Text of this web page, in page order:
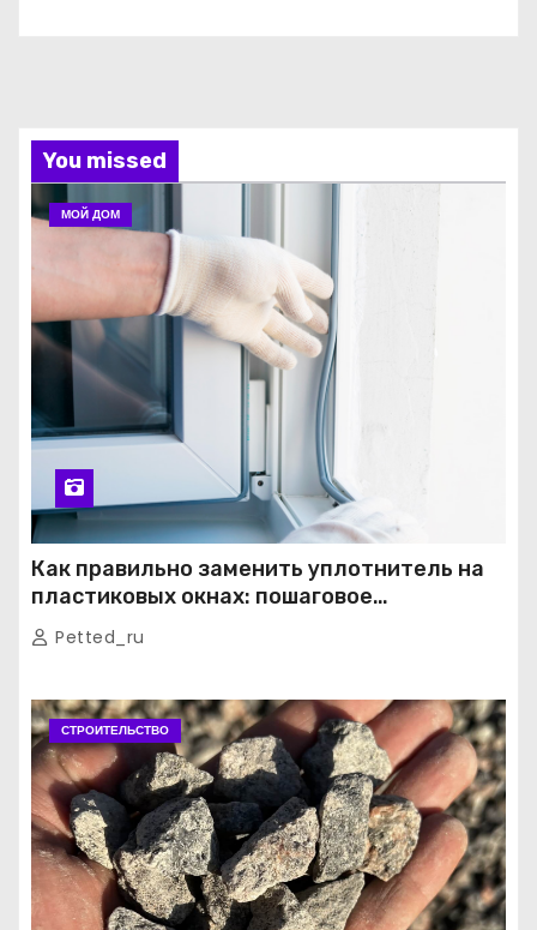
You missed
МОЙ ДОМ
Как правильно заменить уплотнитель на
пластиковых окнах: пошаговое
руководство от экспертов
Petted_ru
СТРОИТЕЛЬСТВО